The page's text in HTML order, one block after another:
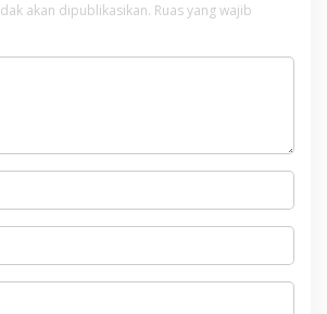
akan dipublikasikan. Ruas yang wajib